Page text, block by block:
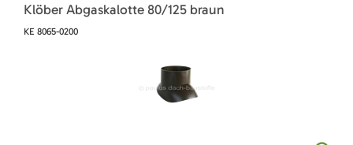
Klöber Abgaskalotte 80/125 braun
KE 8065-0200